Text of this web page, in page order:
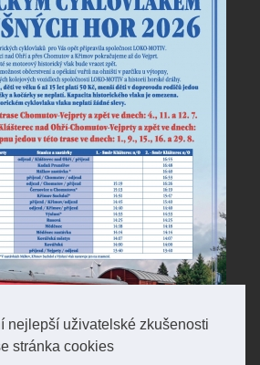
nejlepší uživatelské zkušenosti
stránka cookies